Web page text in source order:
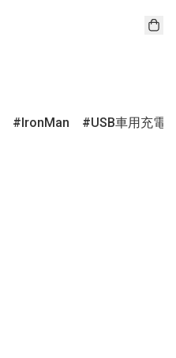
IronMan
USB車用充電